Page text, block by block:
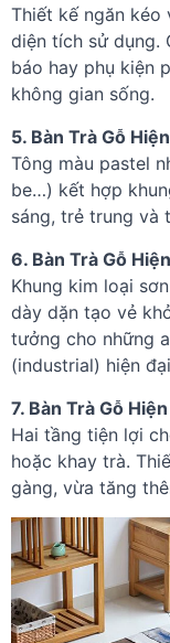
Thiết kế ngăn
diện tích sử dụng.
báo hay phụ kiện
không gian sống.
5. Bàn Trà Gỗ
Tông màu pastel
be…) kết hợp
sáng, trẻ trung và
6. Bàn Trà Gỗ
Khung kim loại
dày dặn tạo vẻ
tưởng cho những
(industrial) hiện
7. Bàn Trà Gỗ
Hai tầng tiện lợi
hoặc khay trà.
gàng, vừa tăng